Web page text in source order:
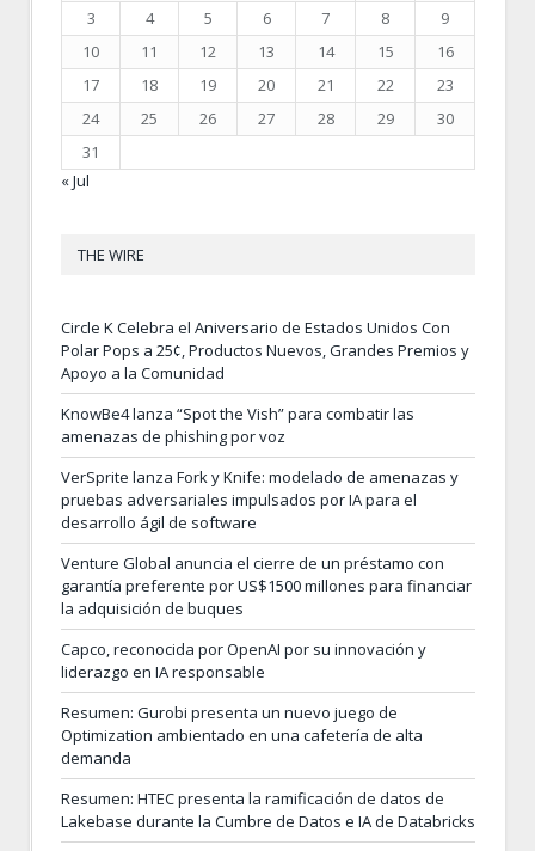
3
4 5 6 7 8
9
10
11 12 13 14 15
16
17
18 19 20 21 22
23
24
25 26 27 28 29
30
31
« Jul
THE WIRE
Circle K Celebra el Aniversario de Estados Unidos Con
Polar Pops a 25¢, Productos Nuevos, Grandes Premios y
Apoyo a la Comunidad
KnowBe4 lanza “Spot the Vish” para combatir las
amenazas de phishing por voz
VerSprite lanza Fork y Knife: modelado de amenazas y
pruebas adversariales impulsados por IA para el
desarrollo ágil de software
Venture Global anuncia el cierre de un préstamo con
garantía preferente por US$1500 millones para financiar
la adquisición de buques
Capco, reconocida por OpenAI por su innovación y
liderazgo en IA responsable
Resumen: Gurobi presenta un nuevo juego de
Optimization ambientado en una cafetería de alta
demanda
Resumen: HTEC presenta la ramificación de datos de
Lakebase durante la Cumbre de Datos e IA de Databricks